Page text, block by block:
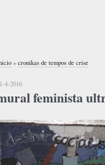
» cronikas de tempos de crise
4-2016
feminista